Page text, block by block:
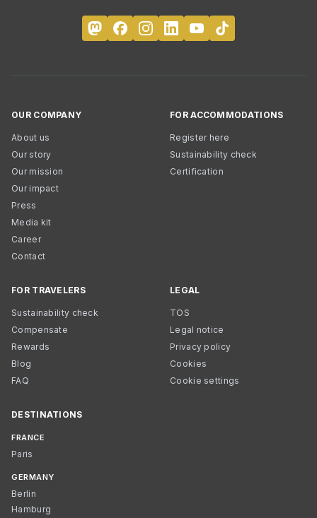
OUR COMPANY
About us
Our story
Our mission
Our impact
Press
Media kit
Career
Contact
FOR ACCOMMODATIONS
Register here
Sustainability check
Certification
FOR TRAVELERS
Sustainability check
Compensate
Rewards
Blog
FAQ
LEGAL
TOS
Legal notice
Privacy policy
Cookies
Cookie settings
DESTINATIONS
FRANCE
Paris
GERMANY
Berlin
Hamburg